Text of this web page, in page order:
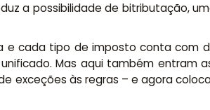
a possibilidade de bitributação,
cada tipo de imposto conta com
Mas aqui também entram
exceções às regras – e agora